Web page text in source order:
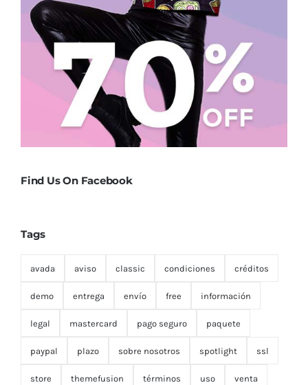
Find Us On Facebook
Tags
avada aviso classic condiciones créditos
demo entrega envío free información
legal mastercard pago seguro paquete
paypal plazo sobre nosotros spotlight ssl
store themefusion términos uso venta